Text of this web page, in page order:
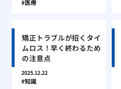
医療
矯正トラブルが招くタイ
ムロス！早く終わるため
の注意点
2025.12.22
知識